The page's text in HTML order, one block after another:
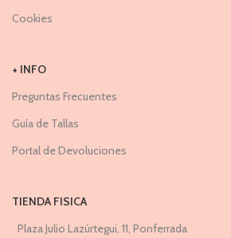
Cookies
+ INFO
Preguntas Frecuentes
Guía de Tallas
Portal de Devoluciones
TIENDA FISICA
Plaza Julio Lazúrtegui, 11, Ponferrada